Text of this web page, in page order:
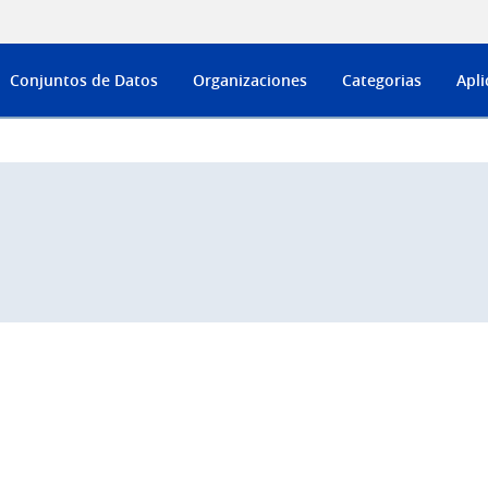
Conjuntos de Datos Organizaciones Categorias